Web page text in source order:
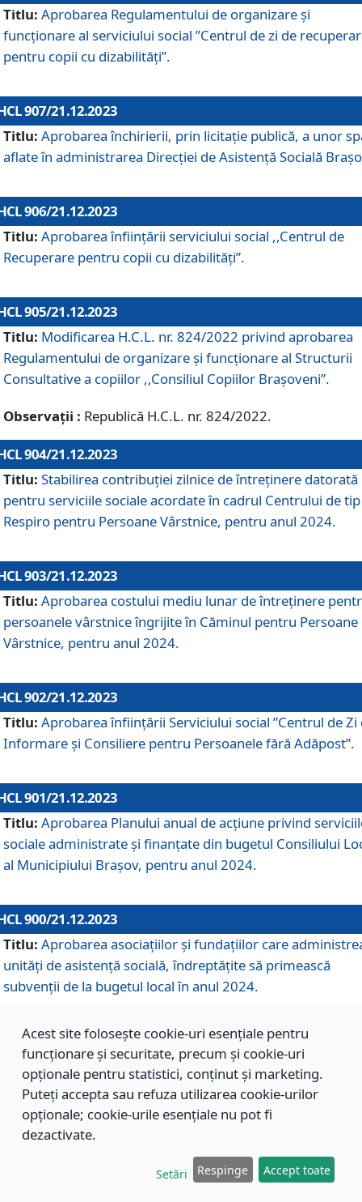
Titlu: Aprobarea Regulamentului de organizare şi
funcţionare al serviciului social ”Centrul de zi de
pentru copii cu dizabilități”.
907/21.12.2023
Titlu: Aprobarea închirierii, prin licitație publică, a unor
aflate în administrarea Direcției de Asistență Socială
906/21.12.2023
Titlu: Aprobarea înființării serviciului social ,,Centrul de
Recuperare pentru copii cu dizabilități”.
905/21.12.2023
Titlu: Modificarea H.C.L. nr. 824/2022 privind aprobarea
Regulamentului de organizare şi funcţionare al Structurii
Consultative a copiilor ,,Consiliul Copiilor Braşoveni”.
Observații : Republică H.C.L. nr. 824/2022.
904/21.12.2023
Titlu: Stabilirea contribuţiei zilnice de întreținere datorată
pentru serviciile sociale acordate în cadrul Centrului de tip
Respiro pentru Persoane Vârstnice, pentru anul 2024.
903/21.12.2023
Titlu: Aprobarea costului mediu lunar de întreţinere
persoanele vârstnice îngrijite în Căminul pentru Persoane
Vârstnice, pentru anul 2024.
902/21.12.2023
Titlu: Aprobarea înființării Serviciului social ”Centrul de Zi
Informare și Consiliere pentru Persoanele fără Adăpost”.
901/21.12.2023
Titlu: Aprobarea Planului anual de acțiune privind
sociale administrate și finanțate din bugetul Consiliului
al Municipiului Brașov, pentru anul 2024.
900/21.12.2023
Titlu: Aprobarea asociațiilor şi fundațiilor care
unități de asistenţă socială, îndreptăţite să primească
subvenţii de la bugetul local în anul 2024.
899/21.12.2023
Aprobarea standardelor de cost pentru serviciile
sociale furnizate în cadrul Direcției de Asistență Socială
Brașov, pentru anul 2024.
Modificarea Anexei la H.C.L. nr. 91 din 09.02.2018,
Acest site folosește cookie-uri esențiale pentru
funcționare și securitate, precum și cookie-uri
opționale pentru statistici, conținut și marketing.
Puteți accepta sau refuza utilizarea cookie-urilor
opționale; cookie-urile esențiale nu pot fi
dezactivate.
Setări Respinge Accept toate